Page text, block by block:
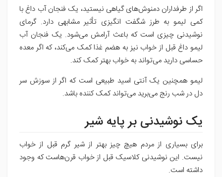
اگر از طرفداران دمنوش‌های گیاهی نیستید، یک فنجان آب داغ با
کمی لیمو به طرز شگفت انگیزی تأثیر مشابهی دارد. گرمای
نوشیدنی چیزی است که باعث آرامش می‌شود. یک فنجان آب
لیمو داغ قبل از خواب نیز به هضم غذا کمک می‌کند، که اگر معده
حساسی دارید می‌تواند به خواب بهتر کمک کند.
لیمو همچنین یک آنتی اسید طبیعی است که اگر از سوزش سر
دل در شب رنج می‌برید می‌تواند کمک کننده باشد.
یک نوشیدنی بر پایه شیر
برای بسیاری از مردم هیچ چیز بهتر از شیر گرم قبل از خواب
نیست. این نوشیدنی کلاسیک قبل از خواب قرن‌هاست که وجود
داشته است.